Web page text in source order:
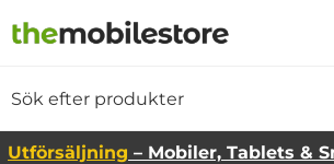
Startsidan för Danira
Utförsäljning – Mobiler, Tablets &